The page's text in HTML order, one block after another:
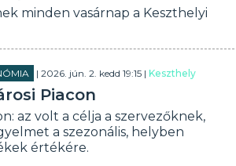
minden vasárnap a Keszthelyi
| 2026. jún. 2. kedd 19:15 |Keszthely
Piacon
az volt a célja a szervezőknek,
a szezonális, helyben
értékére.